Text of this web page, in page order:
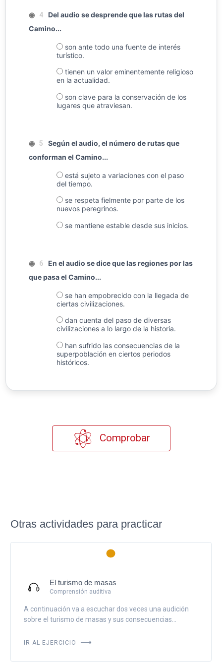
◉ 4
Del audio se desprende que las rutas del
Camino...
son ante todo una fuente de interés
turístico.
tienen un valor eminentemente religioso
en la actualidad.
son clave para la conservación de los
lugares que atraviesan.
◉ 5
Según el audio, el número de rutas que
conforman el Camino...
está sujeto a variaciones con el paso
del tiempo.
se respeta fielmente por parte de los
nuevos peregrinos.
se mantiene estable desde sus inicios.
◉ 6
En el audio se dice que las regiones por las
que pasa el Camino...
se han empobrecido con la llegada de
ciertas civilizaciones.
dan cuenta del paso de diversas
civilizaciones a lo largo de la historia.
han sufrido las consecuencias de la
superpoblación en ciertos periodos
históricos.
Comprobar
Otras actividades para practicar
El turismo de masas
Comprensión auditiva
A continuación va a escuchar dos veces una audición
sobre el turismo de masas y sus consecuencias...
IR AL EJERCICIO